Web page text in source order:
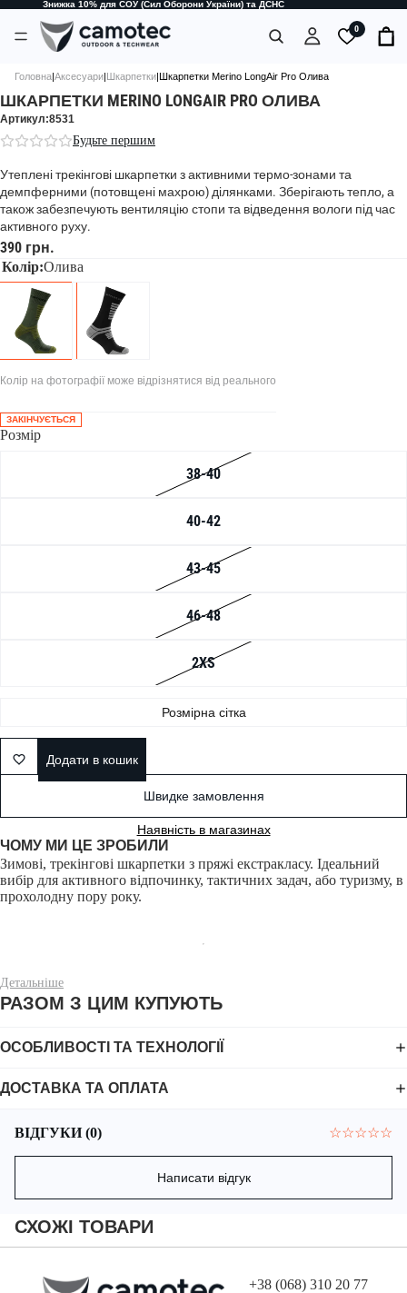
Знижка 10% для СОУ (Сил Оборони України) та ДСНС
0
Головна|Аксесуари|Шкарпетки|Шкарпетки Merino LongAir Pro Олива
ШКАРПЕТКИ MERINO LONGAIR PRO ОЛИВА
Артикул:8531
Будьте першим
Утеплені трекінгові шкарпетки з активними термо-зонами та
демпферними (потовщені махрою) ділянками. Зберігають тепло, а
також забезпечують вентиляцію стопи та відведення вологи під час
активного руху.
390 грн.
Колір:Олива
Колір на фотографії може відрізнятися від реального
ЗАКІНЧУЄТЬСЯ
Розмір
38-40
40-42
43-45
46-48
2XS
Розмірна сітка
Додати в кошик
Швидке замовлення
Наявність в магазинах
ЧОМУ МИ ЦЕ ЗРОБИЛИ
Зимові, трекінгові шкарпетки з пряжі екстракласу. Ідеальний
вибір для активного відпочинку, тактичних задач, або туризму, в
прохолодну пору року.
Шкарпетки виготовлені з інноваційної пряжі, де основну роль
відіграє вовна мериноса – відомий природний ізолятор, який
оптимальну терморегуляцію. Додатково в складі присутня
бавовна для природної м'якості, нейлон для підвищеної
Шкарпетки мають сучасний продуманий дизайн та
зручність та комфорт.
Детальніше
РАЗОМ З ЦИМ КУПУЮТЬ
ОСОБЛИВОСТІ ТА ТЕХНОЛОГІЇ
ДОСТАВКА ТА ОПЛАТА
ВІДГУКИ (0) ☆☆☆☆☆
Написати відгук
СХОЖІ ТОВАРИ
+38 (068) 310 20 77